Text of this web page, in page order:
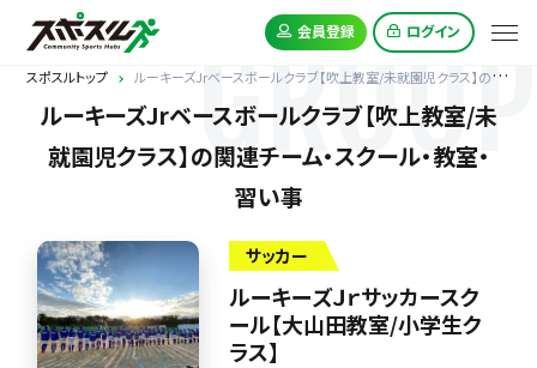
会員登録 ログイン
スポスルトップ ルーキーズJrベースボールクラブ【吹上教室/未就園児クラス】の関連チーム
ルーキーズJrベースボールクラブ【吹上教室/未
就園児クラス】の関連チーム・スクール・教室・
習い事
GROUP
サッカー
ルーキーズＪｒサッカースク
ール【大山田教室/小学生ク
ラス】